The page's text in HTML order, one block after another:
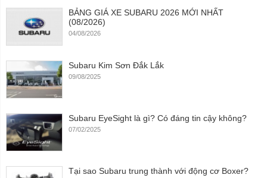
BẢNG GIÁ XE SUBARU 2026 MỚI NHẤT
(08/2026)
04/08/2026
Subaru Kim Sơn Đắk Lắk
09/08/2025
Subaru EyeSight là gì? Có đáng tin cậy không?
07/02/2025
Tại sao Subaru trung thành với động cơ Boxer?